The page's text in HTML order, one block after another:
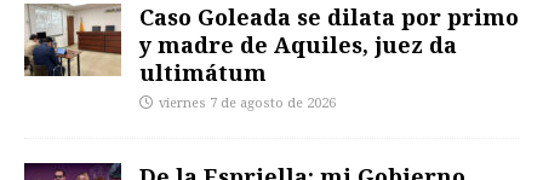
Caso Goleada se dilata por primo
y madre de Aquiles, juez da
ultimátum
viernes 7 de agosto de 2026